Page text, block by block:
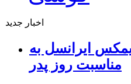
اخبار جدید
ایرانسل به
مناسبت روز پدر